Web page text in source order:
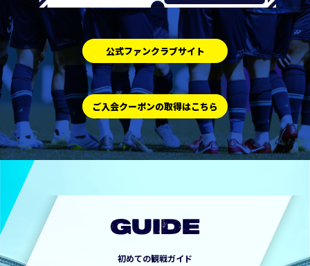
公式ファンクラブサイト
ご入会クーポンの取得はこちら
GUIDE
初めての観戦ガイド